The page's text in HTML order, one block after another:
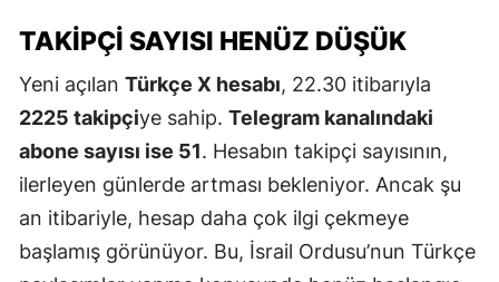
TAKIPÇI SAYISI HENÜZ DÜŞÜK
Yeni açılan Türkçe X hesabı, 22.30 itibarıyla
2225 takipçiye sahip. Telegram kanalındaki
abone sayısı ise 51. Hesabın takipçi sayısının,
ilerleyen günlerde artması bekleniyor. Ancak şu
an itibariyle, hesap daha çok ilgi çekmeye
başlamış görünüyor. Bu, İsrail Ordusu’nun Türkçe